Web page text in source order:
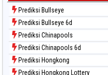
Data Togel Sydney Lotto
Data Togel Sydney Pools 6d
Data Togel Taipei
Data Togel Taiwan
Prediksi Bullseye
Prediksi Bullseye 6d
Prediksi Chinapools
Prediksi Chinapools 6d
Prediksi Hongkong
Prediksi Hongkong Lottery